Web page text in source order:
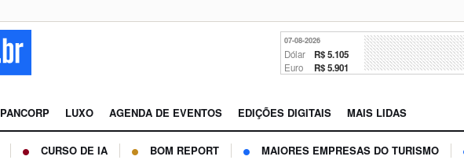
07-08-2026
Dólar R$ 5.105
Euro R$ 5.901
PANCORP LUXO AGENDA DE EVENTOS EDIÇÕES DIGITAIS MAIS LIDAS
CURSO DE IA BOM REPORT MAIORES EMPRESAS DO TURISMO